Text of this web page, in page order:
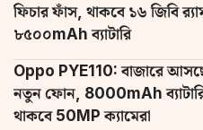
ফিচার ফাঁস, থাকবে ১৬ জিবি
৮৫০০mAh ব্যাটারি
Oppo PYE110: বাজারে
নতুন ফোন, 8000mAh
থাকবে 50MP ক্যামেরা